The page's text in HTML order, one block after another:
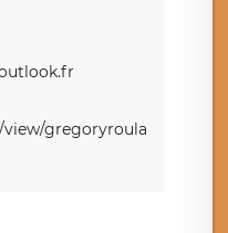
gregoryroula